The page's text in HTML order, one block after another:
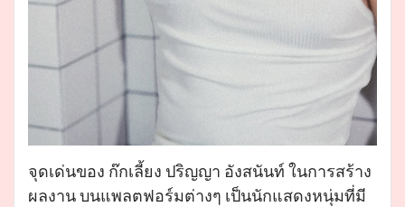
จุดเด่นของ ก๊กเลี้ยง ปริญญา อังสนันท์ ในการสร้าง
ผลงาน บนแพลตฟอร์มต่างๆ เป็นนักแสดงหนุ่มที่มี